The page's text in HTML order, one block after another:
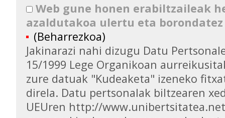
Web gune honen erabiltzaileak
azaldutakoa ulertu eta
(Beharrezkoa)
Jakinarazi nahi dizugu Datu
15/1999 Lege Organikoan
zure datuak "Kudeaketa" izeneko
direla. Datu pertsonalak biltzearen
UEUren http://